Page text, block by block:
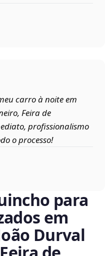
carro à noite em
Feira de
profissionalismo
o processo!
para
em
Durval